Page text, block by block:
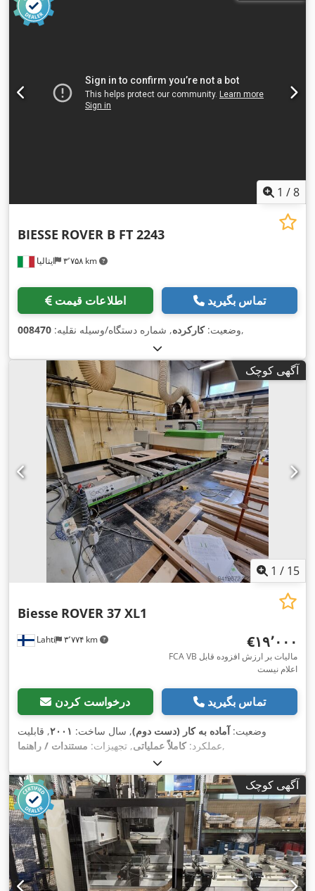
1 /8
ایتالیا ۳٬۷۵۸ km
BIESSE ROVER B FT 2243
اطلاعات قیمت تماس بگیرید
وضعیت:کارکرده, شماره دستگاه/وسیله نقلیه: 008470 ,
آگهی کوچک
1 / 15
Lahti ۳٬۷۷۴ km
Biesse ROVER 37 XL1
‎€۱۹٬۰۰۰
FCA VB مالیات بر ارزش افزوده قابل
اعلام نیست
درخواست کردن تماس بگیرید
وضعیت: آماده به کار (دست دوم), سال ساخت: ۲۰۰۱, قابلیت
عملکرد:کاملاً عملیاتی, تجهیزات: مستندات / راهنما ,
آگهی کوچک